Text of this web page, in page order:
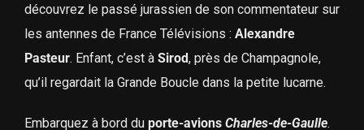
découvrez le passé jurassien de son commentateur sur
les antennes de France Télévisions : Alexandre
Pasteur. Enfant, c’est à Sirod, près de Champagnole,
qu’il regardait la Grande Boucle dans la petite lucarne.
Embarquez à bord duporte-avions Charles-de-Gaulle.